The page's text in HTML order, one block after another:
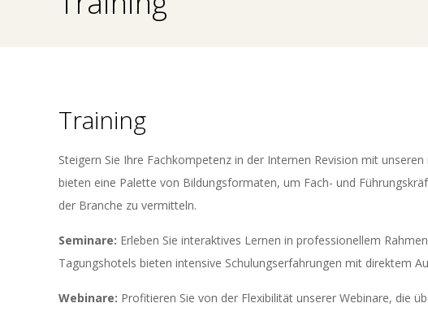
Training
Steigern Sie Ihre Fachkompetenz in der Internen Revision mit
bieten eine Palette von Bildungsformaten, um Fach- und
der Branche zu vermitteln.
Seminare: Erleben Sie interaktives Lernen in professionellem
Tagungshotels bieten intensive Schulungserfahrungen mit direktem
Webinare: Profitieren Sie von der Flexibilität unserer Webinare, die